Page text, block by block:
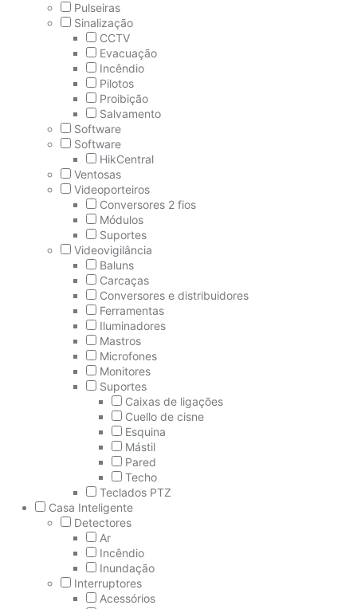
Pulseiras
Sinalização
CCTV
Evacuação
Incêndio
Pilotos
Proibição
Salvamento
Software
Software
HikCentral
Ventosas
Videoporteiros
Conversores 2 fios
Módulos
Suportes
Videovigilância
Baluns
Carcaças
Conversores e distribuidores
Ferramentas
Iluminadores
Mastros
Microfones
Monitores
Suportes
Caixas de ligações
Cuello de cisne
Esquina
Mástil
Pared
Techo
Teclados PTZ
Casa Inteligente
Detectores
Ar
Incêndio
Inundação
Interruptores
Acessórios